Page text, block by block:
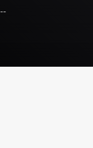
--